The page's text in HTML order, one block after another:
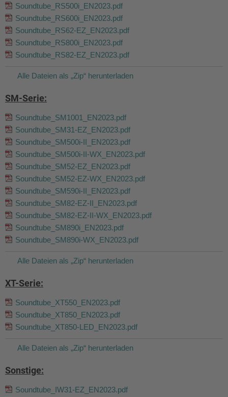
Soundtube_RS500i_EN2023.pdf
Soundtube_RS600i_EN2023.pdf
Soundtube_RS62-EZ_EN2023.pdf
Soundtube_RS800i_EN2023.pdf
Soundtube_RS82-EZ_EN2023.pdf
Alle Dateien als „Zip“ herunterladen
SM-Serie:
Soundtube_SM1001_EN2023.pdf
Soundtube_SM31-EZ_EN2023.pdf
Soundtube_SM500i-II_EN2023.pdf
Soundtube_SM500i-II-WX_EN2023.pdf
Soundtube_SM52-EZ_EN2023.pdf
Soundtube_SM52-EZ-WX_EN2023.pdf
Soundtube_SM590i-II_EN2023.pdf
Soundtube_SM82-EZ-II_EN2023.pdf
Soundtube_SM82-EZ-II-WX_EN2023.pdf
Soundtube_SM890i_EN2023.pdf
Soundtube_SM890i-WX_EN2023.pdf
Alle Dateien als „Zip“ herunterladen
XT-Serie:
Soundtube_XT550_EN2023.pdf
Soundtube_XT850_EN2023.pdf
Soundtube_XT850-LED_EN2023.pdf
Alle Dateien als „Zip“ herunterladen
Sonstige:
Soundtube_IW31-EZ_EN2023.pdf